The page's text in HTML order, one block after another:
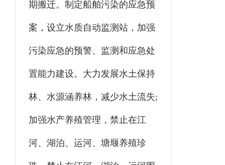
期搬迁。制定船舶污染的应急预
案，设立水质自动监测站，加强
污染应急的预警、监测和应急处
置能力建设。大力发展水土保持
林、水源涵养林，减少水土流失;
加强水产养殖管理，禁止在江
河、湖泊、运河、塘堰养殖珍